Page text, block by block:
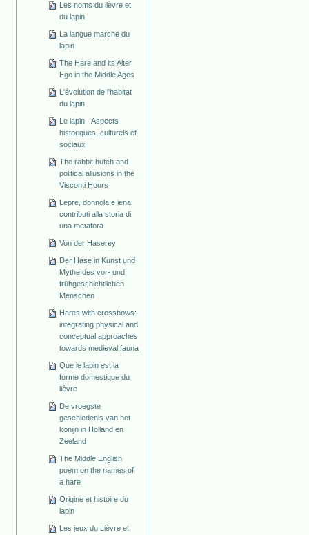
Les noms du lièvre et
du lapin
La langue marche du
lapin
The Hare and its Alter
Ego in the Middle Ages
L'évolution de l'habitat
du lapin
Le lapin - Aspects
historiques, culturels et
sociaux
The rabbit hutch and
political allusions in the
Visconti Hours
Lepre, donnola e iena:
contributi alla storia di
una metafora
Von der Haserey
Der Hase in Kunst und
Mythe des vor- und
frühgeschichtlichen
Menschen
Hares with crossbows:
integrating physical and
conceptual approaches
towards medieval fauna
Que le lapin est la
forme domestique du
lièvre
De vroegste
geschiedenis van het
konijn in Holland en
Zeeland
The Middle English
poem on the names of
a hare
Origine et histoire du
lapin
Les jeux du Lièvre et